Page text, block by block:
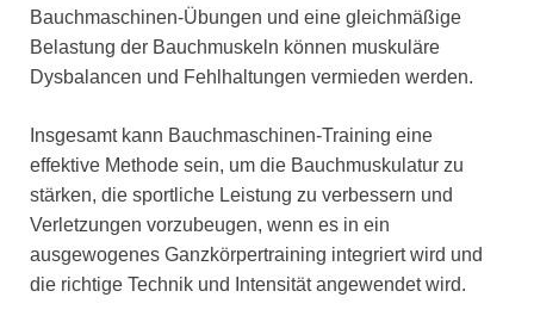
Bauchmaschinen-Übungen und eine gleichmäßige
Belastung der Bauchmuskeln können muskuläre
Dysbalancen und Fehlhaltungen vermieden werden.
Insgesamt kann Bauchmaschinen-Training eine
effektive Methode sein, um die Bauchmuskulatur zu
stärken, die sportliche Leistung zu verbessern und
Verletzungen vorzubeugen, wenn es in ein
ausgewogenes Ganzkörpertraining integriert wird und
die richtige Technik und Intensität angewendet wird.